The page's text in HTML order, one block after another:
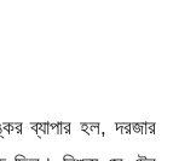
ব্যাপার হল, দরজার